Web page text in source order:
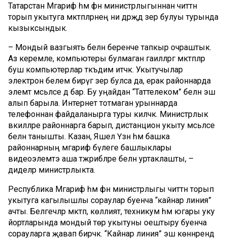
Татарстан Мәгариф һәм фән министрлыгыннан читтән
торып укытуга мәктәпләрнең ни дәрәҗәдә әзер булуы турында
кызыксындык.
– Мондый вазгыять белән беренче тапкыр очраштык.
Аз керемле, компьютеры булмаган гаиләләргә мәктәпләр
буш компьютерлар тәкъдим итәчәк. Укытучылар
электрон белем бирүгә әзер булса да, ерак районнарда
элемтә мәсьәләсе дә бар. Бу уңайдан “Таттелеком” белән эш
алып барыла. Интернет тотмаган урыннарда
телефоннан файдаланырга туры киләчәк. Министрлык
вәкилләре районнарга барып, дистанцион укыту мәсьәләсе
белән танышты. Казан, Яшел Үзән һәм башка
районнарның мәгариф бүлеге башлыклары
видеоэлемтэ аша тәжрибәләре белән уртаклашты, –
диделәр министрлыкта.
Республика Мәгариф һәм фән министрлыгы читтән торып
укытуга кагылышлы сораулар буенча “кайнар линия”
ачты. Белгечләр мәктәп, көллият, техникум һәм югары уку
йортларында мондый төр укытуны оештыру буенча
сорауларга җавап бирәчәк. “Кайнар линия” эш көннәрендә